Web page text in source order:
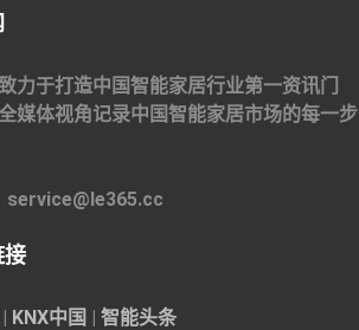
力于打造中国智能家居行业第一资讯门
媒体视角记录中国智能家居市场的每一步
service@le365.cc
接
| KNX中国 | 智能头条